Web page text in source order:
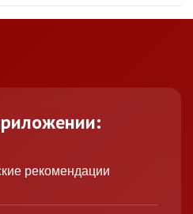
рекомендации